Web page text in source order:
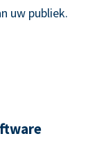
uw publiek.